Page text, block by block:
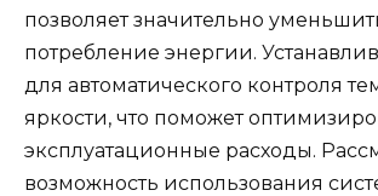
позволяет значительно
потребление энергии.
для автоматического контроля
яркости, что поможет
эксплуатационные расходы.
возможность использования